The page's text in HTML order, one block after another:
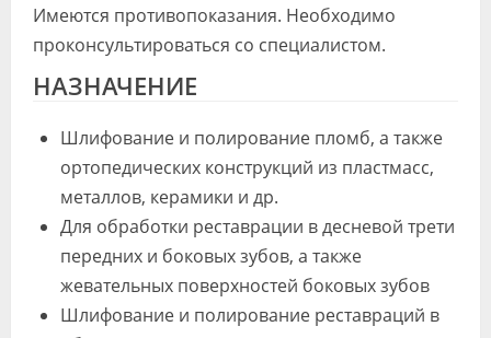
Имеются противопоказания. Необходимо
проконсультироваться со специалистом.
НАЗНАЧЕНИЕ
Шлифование и полирование пломб, а также
ортопедических конструкций из пластмасс,
металлов, керамики и др.
Для обработки реставрации в десневой трети
передних и боковых зубов, а также
жевательных поверхностей боковых зубов
Шлифование и полирование реставраций в